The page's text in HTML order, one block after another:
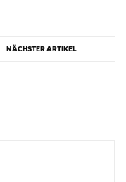
NÄCHSTER ARTIKEL